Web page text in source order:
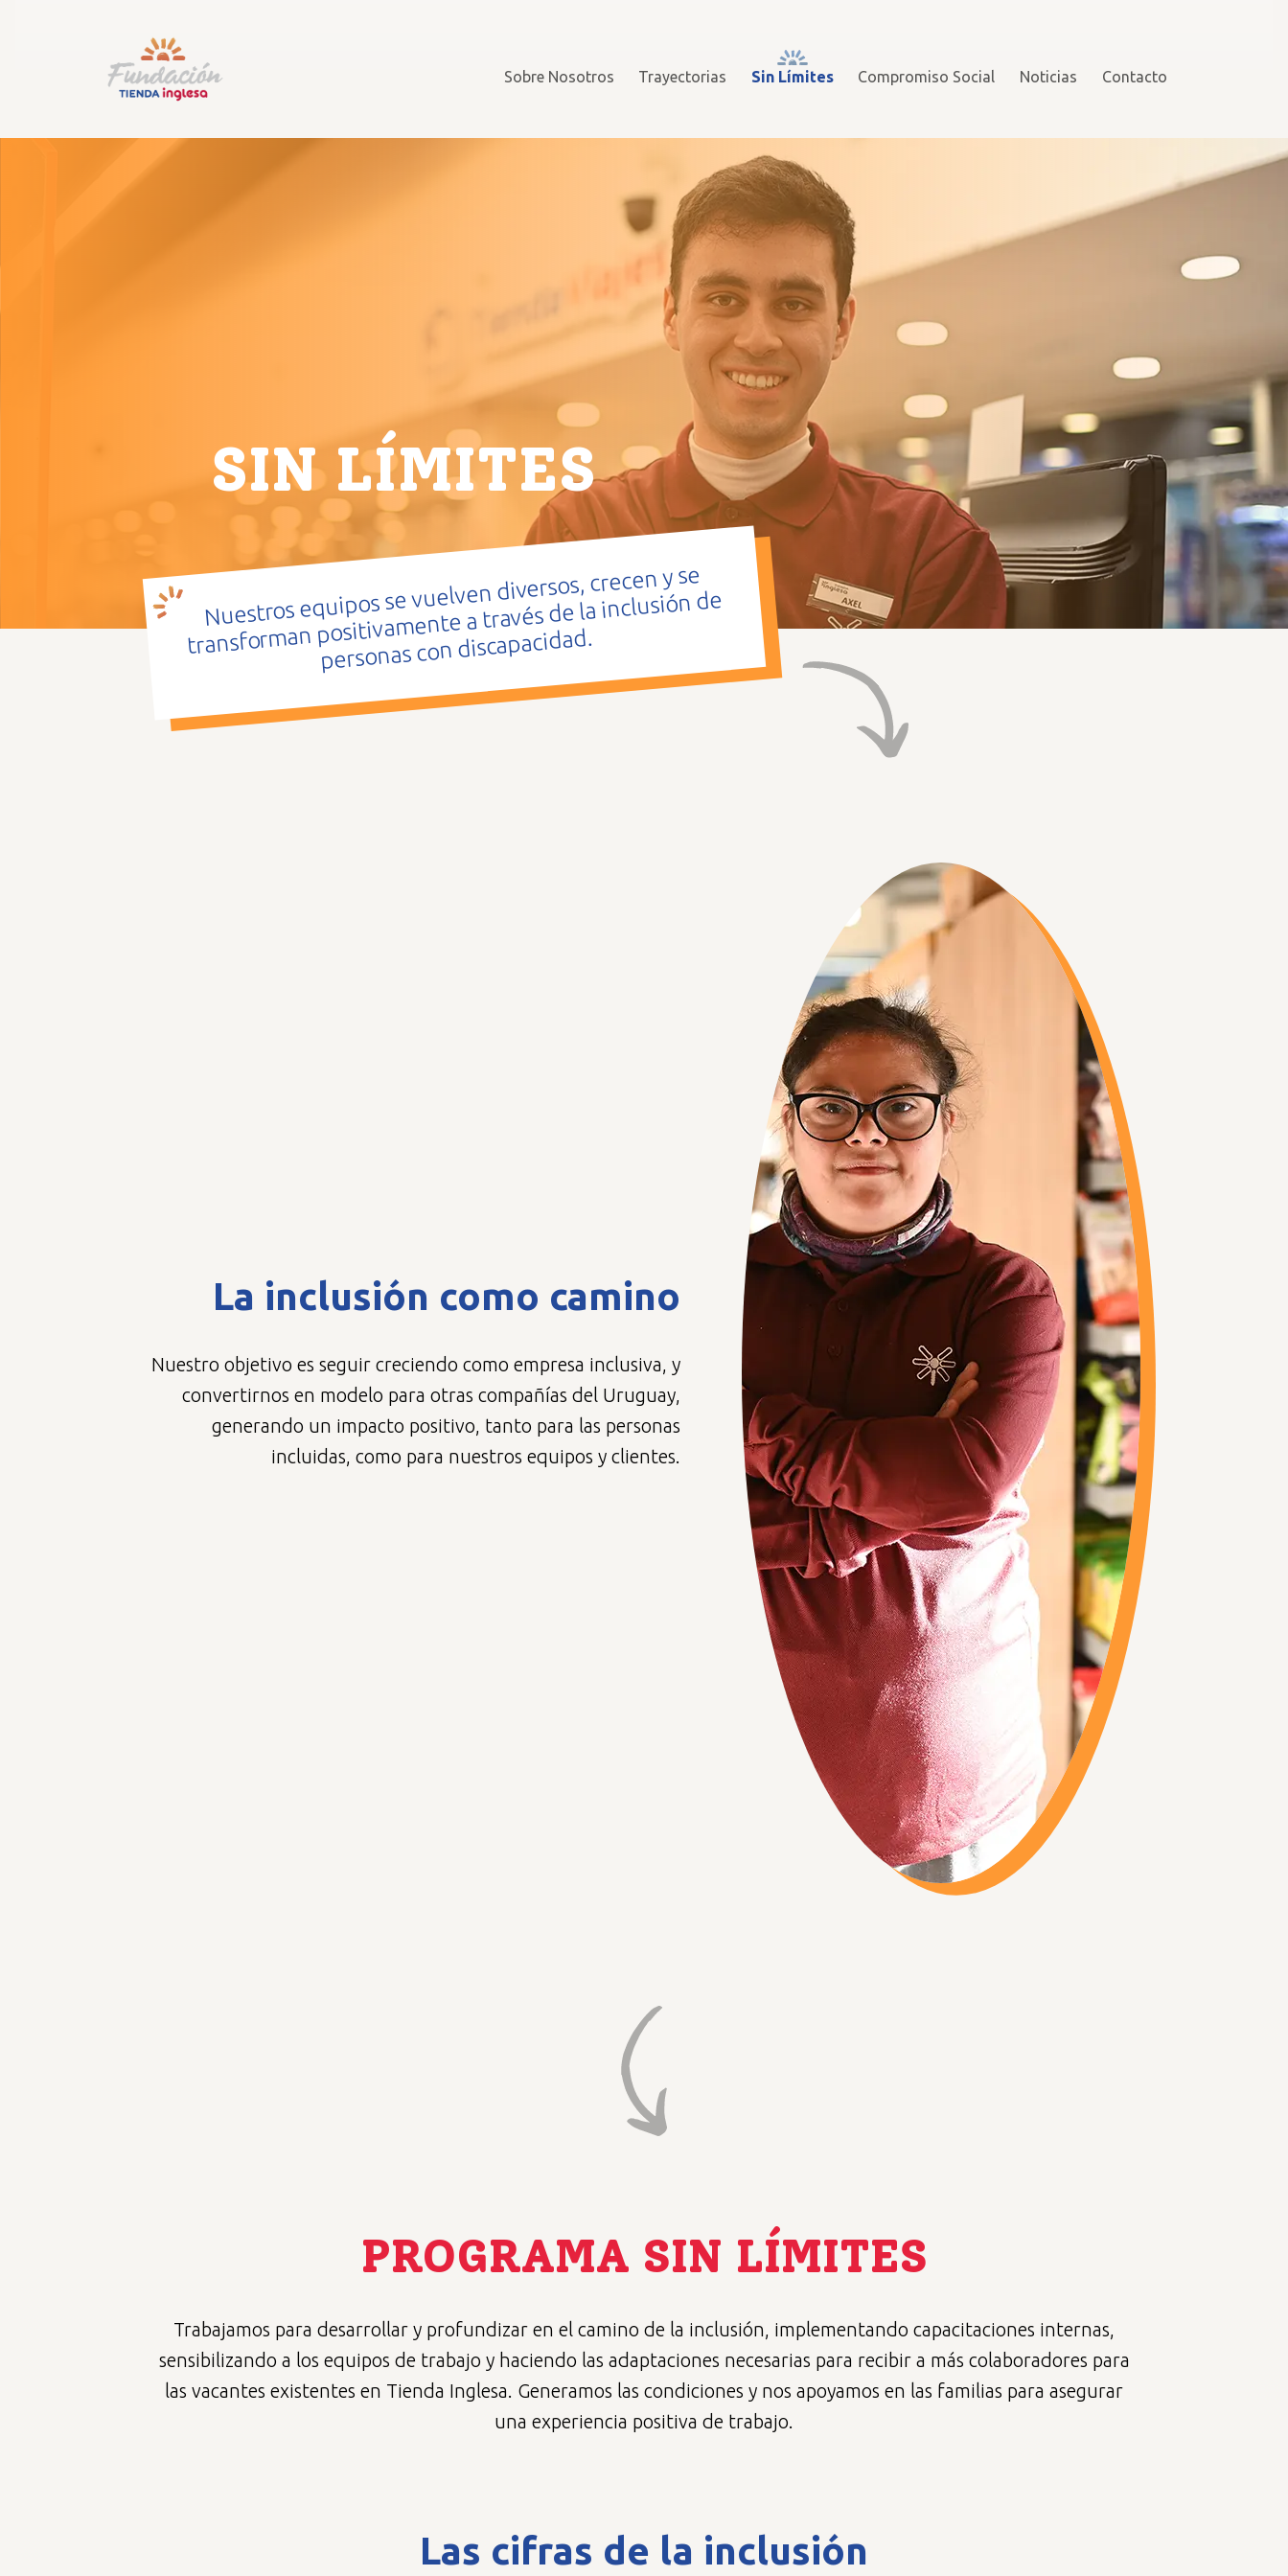
Sobre Nosotros Trayectorias Sin Límites Compromiso Social Noticias Contacto
SIN LÍMITES
Nuestros equipos se vuelven diversos, crecen y se
transforman positivamente a través de la inclusión de
personas con discapacidad.
La inclusión como camino
Nuestro objetivo es seguir creciendo como empresa inclusiva, y
convertirnos en modelo para otras compañías del Uruguay,
generando un impacto positivo, tanto para las personas
incluidas, como para nuestros equipos y clientes.
PROGRAMA SIN LÍMITES
Trabajamos para desarrollar y profundizar en el camino de la inclusión, implementando capacitaciones internas,
sensibilizando a los equipos de trabajo y haciendo las adaptaciones necesarias para recibir a más colaboradores para
las vacantes existentes en Tienda Inglesa. Generamos las condiciones y nos apoyamos en las familias para asegurar
una experiencia positiva de trabajo.
Las cifras de la inclusión